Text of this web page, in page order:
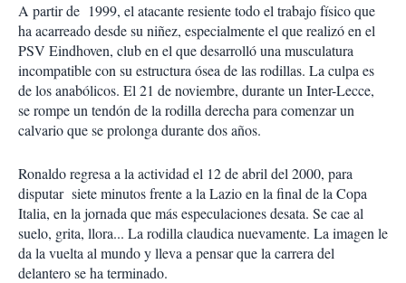
A partir de 1999, el atacante resiente todo el trabajo físico que
ha acarreado desde su niñez, especialmente el que realizó en el
PSV Eindhoven, club en el que desarrolló una musculatura
incompatible con su estructura ósea de las rodillas. La culpa es
de los anabólicos. El 21 de noviembre, durante un Inter-Lecce,
se rompe un tendón de la rodilla derecha para comenzar un
calvario que se prolonga durante dos años.
Ronaldo regresa a la actividad el 12 de abril del 2000, para
disputar siete minutos frente a la Lazio en la final de la Copa
Italia, en la jornada que más especulaciones desata. Se cae al
suelo, grita, llora... La rodilla claudica nuevamente. La imagen le
da la vuelta al mundo y lleva a pensar que la carrera del
delantero se ha terminado.